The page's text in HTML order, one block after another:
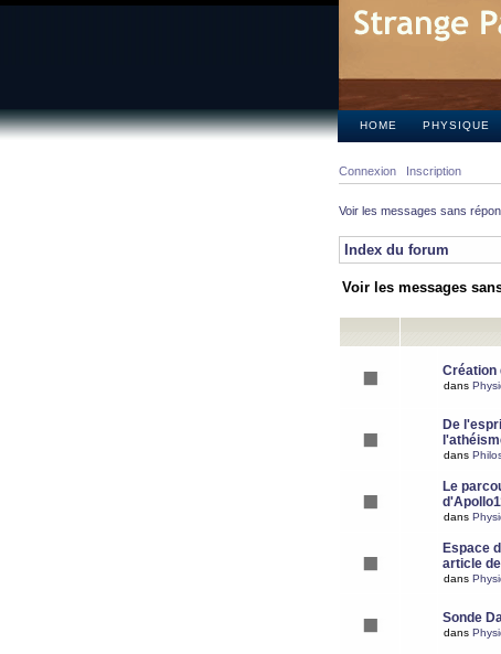
HOME PHYSIQUE
Connexion Inscription
Voir les messages sans
Index du forum
Voir les messages
Création
dans
De
dans
Le
dans
Espace
article
dans
Sonde
dans